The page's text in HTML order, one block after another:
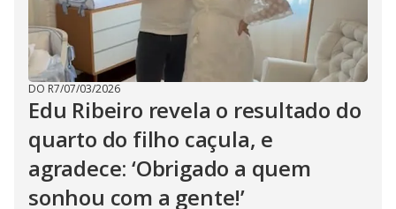
DO R7/07/03/2026
Edu Ribeiro revela o resultado do
quarto do filho caçula, e
agradece: ‘Obrigado a quem
sonhou com a gente!’